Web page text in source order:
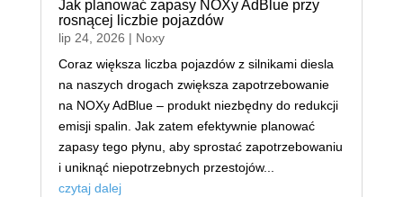
Jak planować zapasy NOXy AdBlue przy
rosnącej liczbie pojazdów
lip 24, 2026 | Noxy
Coraz większa liczba pojazdów z silnikami diesla
na naszych drogach zwiększa zapotrzebowanie
na NOXy AdBlue – produkt niezbędny do redukcji
emisji spalin. Jak zatem efektywnie planować
zapasy tego płynu, aby sprostać zapotrzebowaniu
i uniknąć niepotrzebnych przestojów...
czytaj dalej